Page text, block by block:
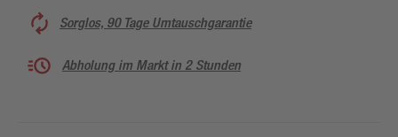
Sorglos, 90 Tage Umtauschgarantie
Abholung im Markt in 2 Stunden